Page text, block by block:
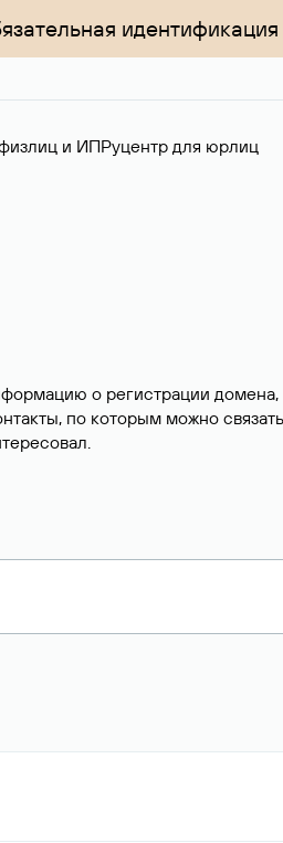
и ИПРуцентр для юрлиц
о регистрации
по которым можно